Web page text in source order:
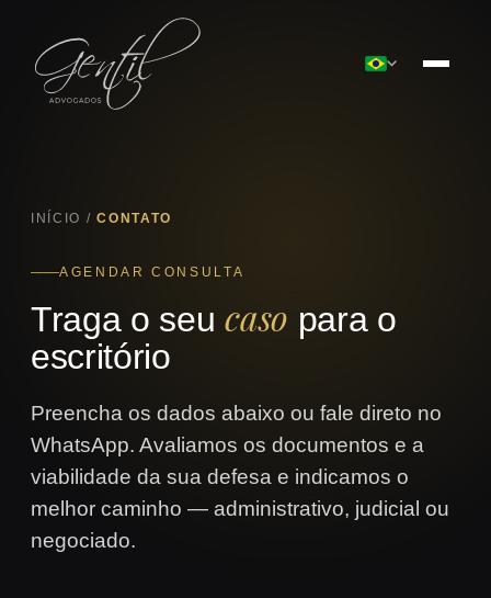
INÍCIO /CONTATO
AGENDAR CONSULTA
Traga o seucaso para o
escritório
Preencha os dados abaixo ou fale direto no
WhatsApp. Avaliamos os documentos e a
viabilidade da sua defesa e indicamos o
melhor caminho — administrativo, judicial ou
negociado.